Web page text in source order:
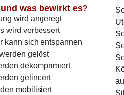
was bewirkt es?
wird angeregt
wird verbessert
kann sich entspannen
gelöst
dekomprimiert
gelindert
mobilisiert